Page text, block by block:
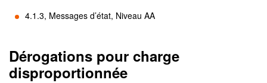
4.1.3, Messages d’état, Niveau AA
Dérogations pour charge
disproportionnée